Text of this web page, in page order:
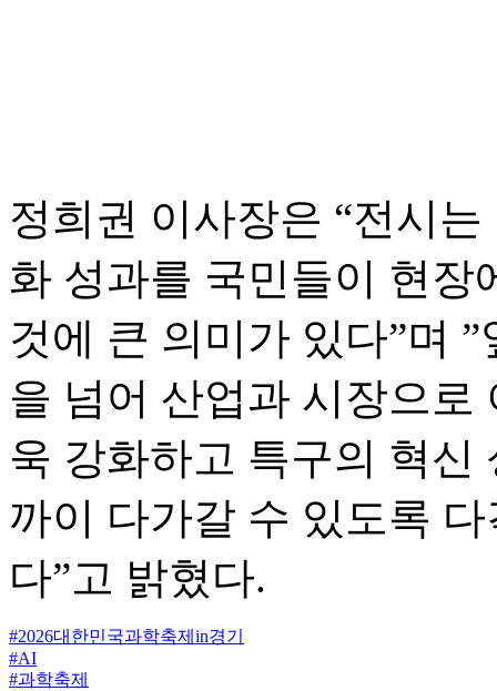
정희권 이사장은 “전시
화 성과를 국민들이 현장
것에 큰 의미가 있다”며
을 넘어 산업과 시장으로
욱 강화하고 특구의 혁신
까이 다가갈 수 있도록
다”고 밝혔다.
#2026대한민국과학축제in경기
#AI
#과학축제